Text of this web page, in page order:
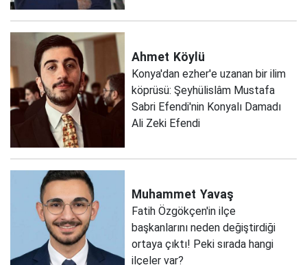
Ahmet Köylü
Konya'dan ezher'e uzanan bir ilim
köprüsü: Şeyhülislâm Mustafa
Sabri Efendi'nin Konyalı Damadı
Ali Zeki Efendi
Muhammet Yavaş
Fatih Özgökçen'in ilçe
başkanlarını neden değiştirdiği
ortaya çıktı! Peki sırada hangi
ilçeler var?